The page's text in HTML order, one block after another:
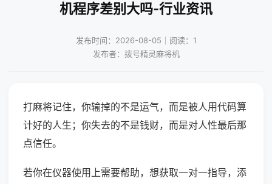
机程序差别大吗-行业资讯
发布时间：2026-08-05｜阅读：1
发布者：拨号精灵麻将机
打麻将记住，你输掉的不是运气，而是被人用代码算
计好的人生；你失去的不是钱财，而是对人性最后那
点信任。
若你在仪器使用上需要帮助，想获取一对一指导，添